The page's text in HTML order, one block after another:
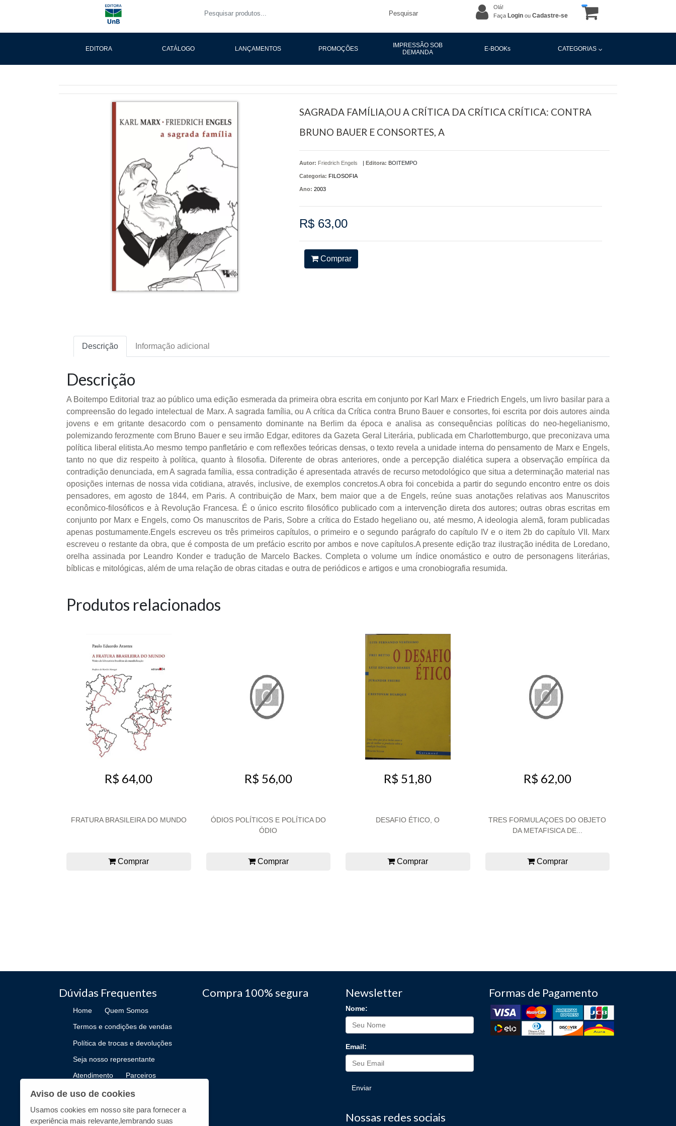
Pesquisar
Olá!
Faça Login ou Cadastre-se
EDITORA CATÁLOGO LANÇAMENTOS PROMOÇÕES
IMPRESSÃO SOB
DEMANDA
E-BOOKs CATEGORIAS
SAGRADA FAMÍLIA,OU A CRÍTICA DA CRÍTICA CRÍTICA: CONTRA
BRUNO BAUER E CONSORTES, A
Autor: Friedrich Engels | Editora: BOITEMPO
Categoria: FILOSOFIA
Ano: 2003
R$ 63,00
Comprar
Descrição Informação adicional
Descrição
A Boitempo Editorial traz ao público uma edição esmerada da primeira obra escrita em conjunto por Karl Marx e Friedrich Engels, um livro basilar para a
compreensão do legado intelectual de Marx. A sagrada família, ou A crítica da Crítica contra Bruno Bauer e consortes, foi escrita por dois autores ainda
jovens e em gritante desacordo com o pensamento dominante na Berlim da época e analisa as consequências políticas do neo-hegelianismo,
polemizando ferozmente com Bruno Bauer e seu irmão Edgar, editores da Gazeta Geral Literária, publicada em Charlottemburgo, que preconizava uma
política liberal elitista.Ao mesmo tempo panfletário e com reflexões teóricas densas, o texto revela a unidade interna do pensamento de Marx e Engels,
tanto no que diz respeito à política, quanto à filosofia. Diferente de obras anteriores, onde a percepção dialética supera a observação empírica da
contradição denunciada, em A sagrada família, essa contradição é apresentada através de recurso metodológico que situa a determinação material nas
oposições internas de nossa vida cotidiana, através, inclusive, de exemplos concretos.A obra foi concebida a partir do segundo encontro entre os dois
pensadores, em agosto de 1844, em Paris. A contribuição de Marx, bem maior que a de Engels, reúne suas anotações relativas aos Manuscritos
econômico-filosóficos e à Revolução Francesa. É o único escrito filosófico publicado com a intervenção direta dos autores; outras obras escritas em
conjunto por Marx e Engels, como Os manuscritos de Paris, Sobre a crítica do Estado hegeliano ou, até mesmo, A ideologia alemã, foram publicadas
apenas postumamente.Engels escreveu os três primeiros capítulos, o primeiro e o segundo parágrafo do capítulo IV e o item 2b do capítulo VII. Marx
escreveu o restante da obra, que é composta de um prefácio escrito por ambos e nove capítulos.A presente edição traz ilustração inédita de Loredano,
orelha assinada por Leandro Konder e tradução de Marcelo Backes. Completa o volume um índice onomástico e outro de personagens literárias,
bíblicas e mitológicas, além de uma relação de obras citadas e outra de periódicos e artigos e uma cronobiografia resumida.
Produtos relacionados
R$ 64,00
FRATURA BRASILEIRA DO MUNDO
Comprar
R$ 56,00
ÓDIOS POLÍTICOS E POLÍTICA DO
ÓDIO
Comprar
R$ 51,80
DESAFIO ÉTICO, O
Comprar
R$ 62,00
TRES FORMULAÇOES DO OBJETO
DA METAFISICA DE...
Comprar
Dúvidas Frequentes
Home Quem Somos
Termos e condições de vendas
Política de trocas e devoluções
Seja nosso representante
Atendimento Parceiros
Como Publicar
Compra 100% segura Newsletter
Nome:
Email:
Enviar
Nossas redes sociais
Formas de Pagamento
Aviso de uso de cookies
Usamos cookies em nosso site para fornecer a
experiência mais relevante,lembrando suas